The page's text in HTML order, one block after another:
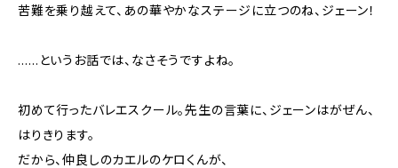
苦難を乗り越えて、あの華やかなステージに立つのね、ジェーン！
……というお話では、なさそうですよね。
初めて行ったバレエスクール。先生の言葉に、ジェーンはがぜん、
はりきります。
だから、仲良しのカエルのケロくんが、